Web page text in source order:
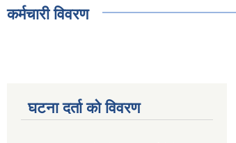
कर्मचारी विवरण
घटना दर्ता को विवरण